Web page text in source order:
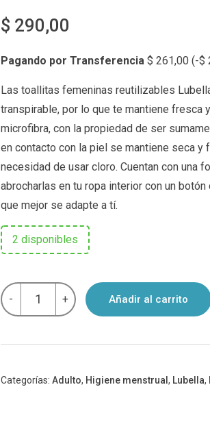
$ 290,00
Pagando por Transferencia $ 261,00 (-$
Las toallitas femeninas reutilizables
transpirable, por lo que te mantiene fresca
microfibra, con la propiedad de ser
en contacto con la piel se mantiene seca
necesidad de usar cloro. Cuentan con una
abrocharlas en tu ropa interior con un
que mejor se adapte a tí.
2 disponibles
-
Protector
diario
Damask
+ Añadir al carrito
Categorías: Adulto, Higiene menstrual , Lubella,